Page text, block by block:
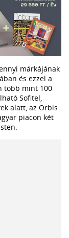
márkájának
és ezzel a
több mint 100
Sofitel,
alatt, az Orbis
piacon két